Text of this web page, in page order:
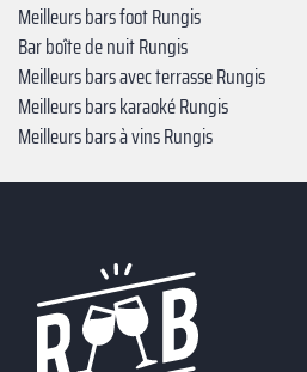
Meilleurs bars foot Rungis
Bar boîte de nuit Rungis
Meilleurs bars avec terrasse Rungis
Meilleurs bars karaoké Rungis
Meilleurs bars à vins Rungis